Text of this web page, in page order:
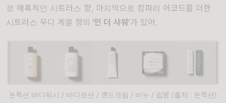
로 매혹적인 시트러스 향, 마지막으로 캄파리 어코드를 더한
시트러스 우디 계열 향의 '인 더 샤워’가 있어.
논픽션 바디워시 / 바디로션 / 샌드크림 / 비누 / 립밤 (출처 : 논픽션)